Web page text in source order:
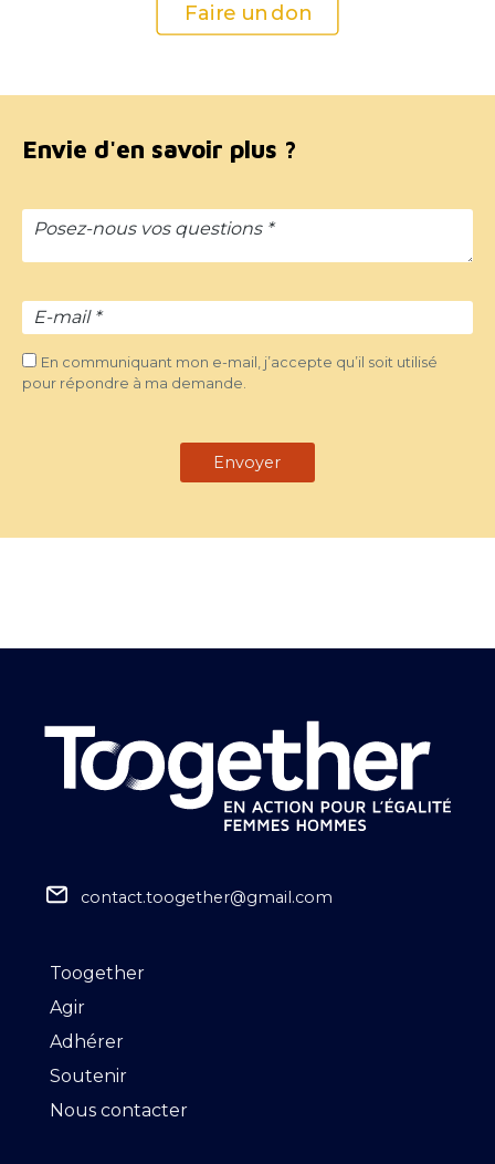
Faire un don
Envie d'en savoir plus ?
En communiquant mon e-mail, j’accepte qu’il soit utilisé
pour répondre à ma demande.
contact.toogether@gmail.com
Toogether
Agir
Adhérer
Soutenir
Nous contacter